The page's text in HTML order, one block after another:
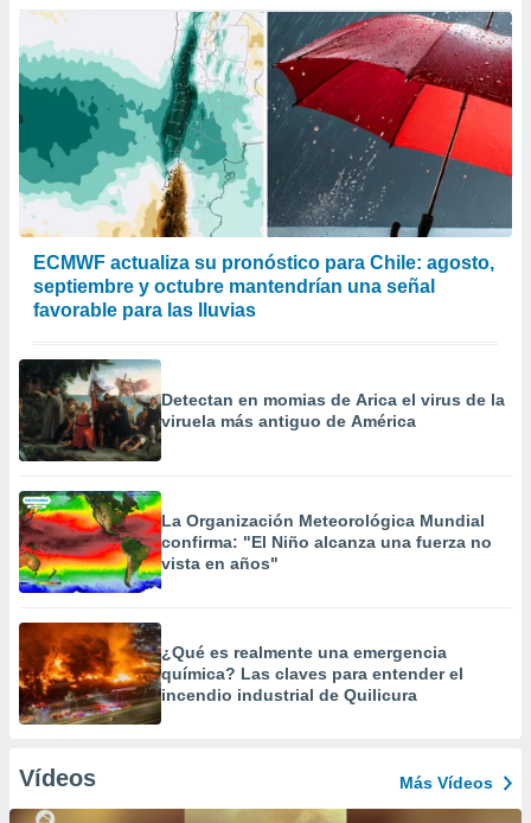
ECMWF actualiza su pronóstico para Chile: agosto,
septiembre y octubre mantendrían una señal
favorable para las lluvias
Detectan en momias de Arica el virus de la
viruela más antiguo de América
La Organización Meteorológica Mundial
confirma: "El Niño alcanza una fuerza no
vista en años"
¿Qué es realmente una emergencia
química? Las claves para entender el
incendio industrial de Quilicura
Vídeos Más Vídeos